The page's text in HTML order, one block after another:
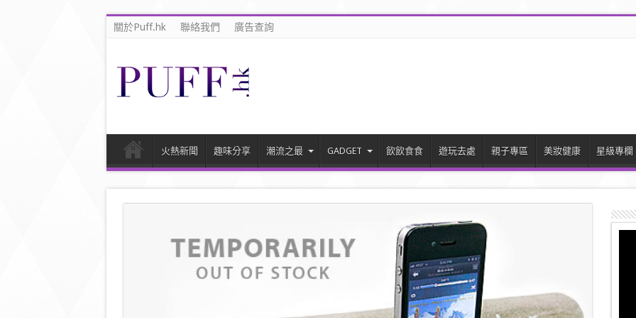
關於Puff.hk 聯絡我們 廣告查詢
火熱新聞 趣味分享 潮流之最 GADGET 飲飲食食 遊玩去處 親子專區 美妝健康 星級專欄